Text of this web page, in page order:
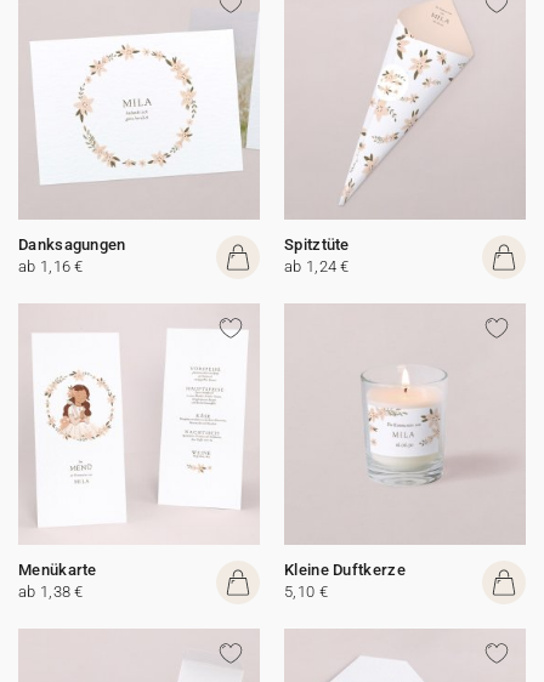
Danksagungen
ab 1,16 €
Spitztüte
ab 1,24 €
Menükarte
ab 1,38 €
Kleine Duftkerze
5,10 €